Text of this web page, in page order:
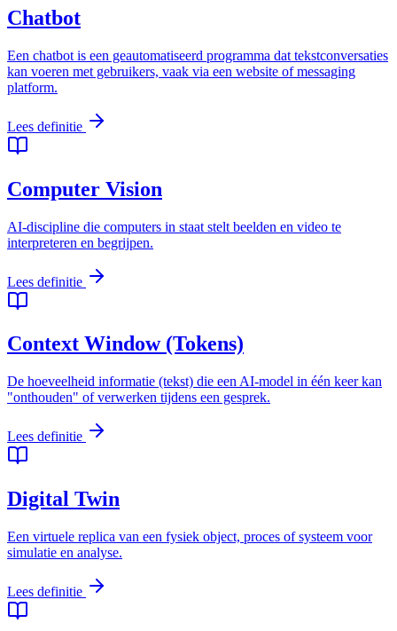
Chatbot
Een chatbot is een geautomatiseerd programma dat tekstconversaties
kan voeren met gebruikers, vaak via een website of messaging
platform.
Lees definitie
Computer Vision
AI-discipline die computers in staat stelt beelden en video te
interpreteren en begrijpen.
Lees definitie
Context Window (Tokens)
De hoeveelheid informatie (tekst) die een AI-model in één keer kan
"onthouden" of verwerken tijdens een gesprek.
Lees definitie
Digital Twin
Een virtuele replica van een fysiek object, proces of systeem voor
simulatie en analyse.
Lees definitie